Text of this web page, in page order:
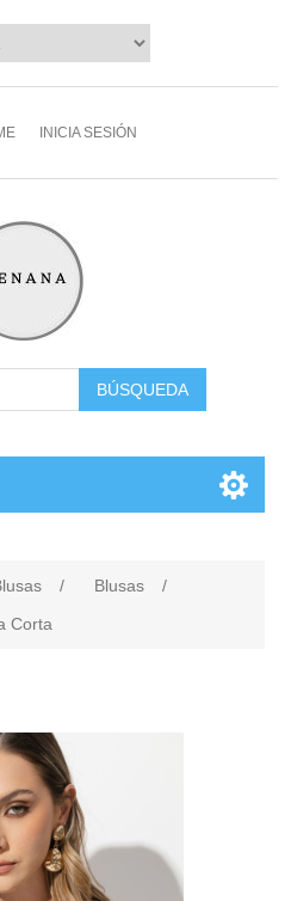
INICIA SESIÓN
/ Blusas
/
Corta